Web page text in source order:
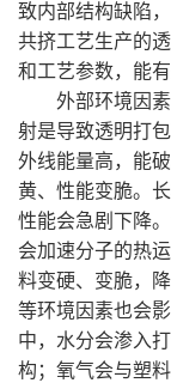
致内部结构缺陷
共挤工艺生产的
和工艺参数，能
外部环境因素
射是导致透明打
外线能量高，能
黄、性能变脆。
性能会急剧下降
会加速分子的热
料变硬、变脆，
等环境因素也会
中，水分会渗入
构；氧气会与塑